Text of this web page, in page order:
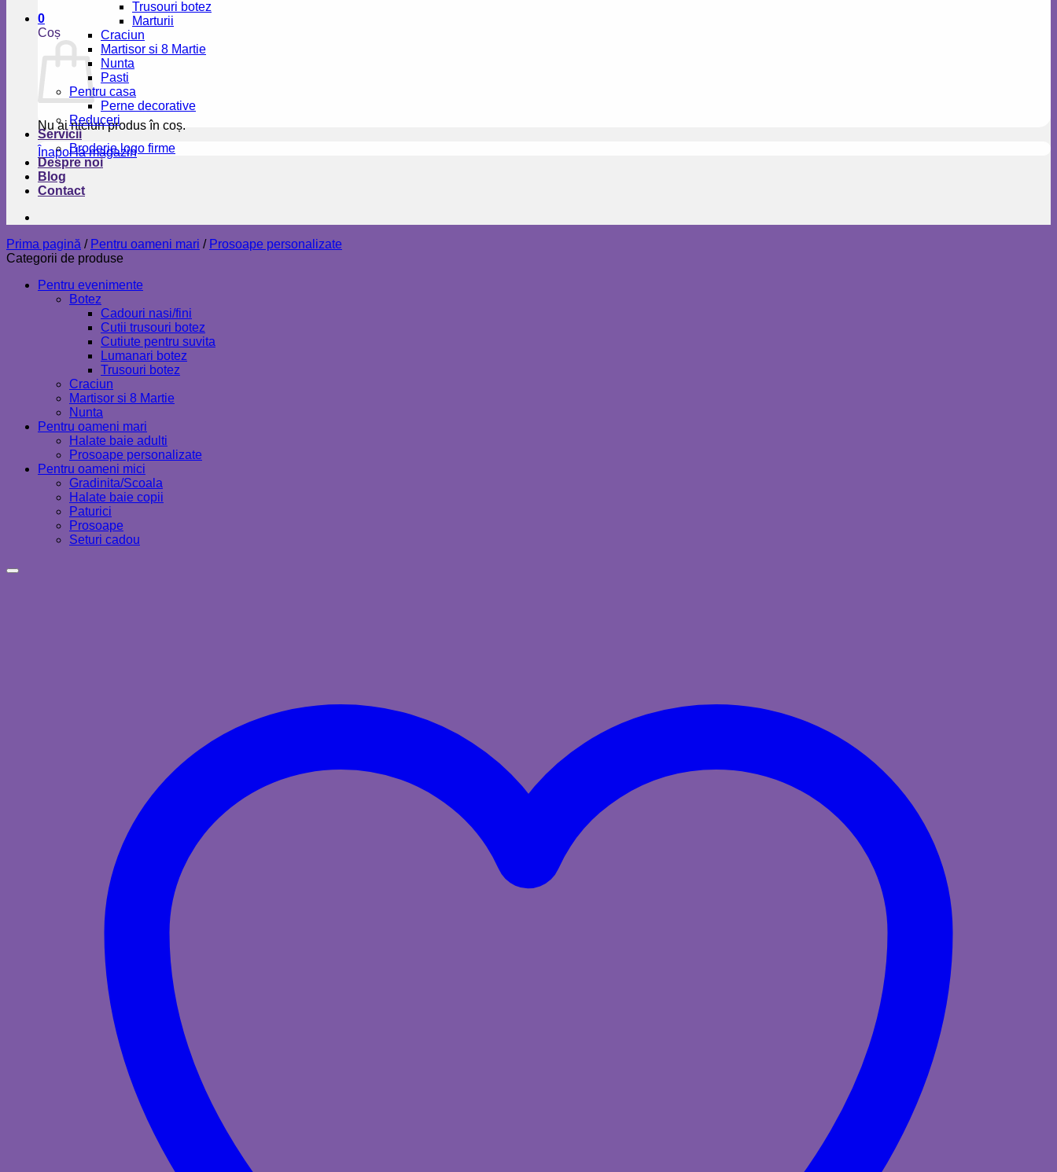
0
Coș
Nu ai niciun produs în coș.
Înapoi la magazin
Trusouri botez
Marturii
Craciun
Martisor si 8 Martie
Nunta
Pasti
Pentru casa
Perne decorative
Reduceri
Servicii
Broderie logo firme
Despre noi
Blog
Contact
Prima pagină / Pentru oameni mari / Prosoape personalizate
Categorii de produse
Pentru evenimente
Botez
Cadouri nasi/fini
Cutii trusouri botez
Cutiute pentru suvita
Lumanari botez
Trusouri botez
Craciun
Martisor si 8 Martie
Nunta
Pentru oameni mari
Halate baie adulti
Prosoape personalizate
Pentru oameni mici
Gradinita/Scoala
Halate baie copii
Paturici
Prosoape
Seturi cadou